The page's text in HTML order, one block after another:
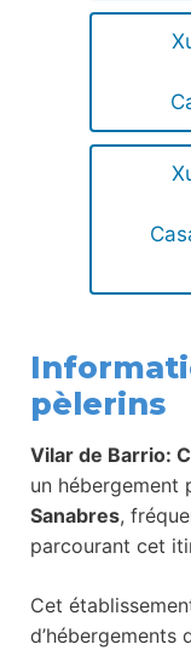
pèlerins
Vilar de Barrio:
un hébergement
Sanabres,
parcourant cet
Cet
d’hébergements